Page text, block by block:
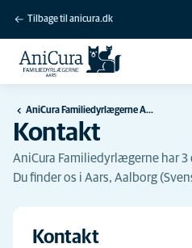
Tilbage til anicura.dk
AniCura Familiedyrlægerne Aars
Kontakt
AniCura Familiedyrlægerne har
Du finder os i Aars, Aalborg
Kontakt